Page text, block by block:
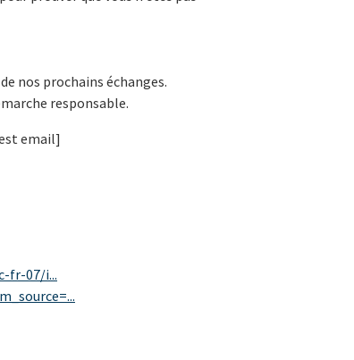
nos prochains échanges.
responsable.
email]
fr-07/i...